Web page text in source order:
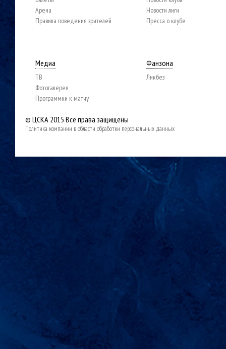
Арена
Правила поведения зрителей
Новости лиги
Пресса о клубе
Медиа
ТВ
Фотогалерея
Программки к матчу
Фанзона
Ликбез
© ЦСКА 2015 Все права защищены
Политика компании в области обработки персональных данных